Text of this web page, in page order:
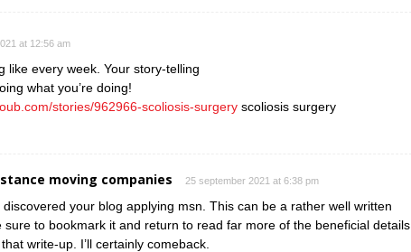
at 12:56 am
like every week. Your story-telling
what you’re doing!
stories/962966-scoliosis-surgery scoliosis surgery
moving companies 25 september 2021 at 6:38 pm
your blog applying msn. This can be a rather well written
sure to bookmark it and return to read far more of the beneficial details.
write-up. I’ll certainly comeback.